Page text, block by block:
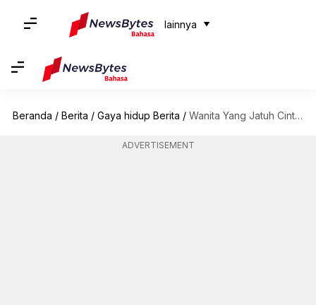
lainnya
Beranda / Berita / Gaya hidup Berita / Wanita Yang Jatuh Cinta Pada Pohon Ek, Diidentifikasi Sebagai Ekoseksual
ADVERTISEMENT